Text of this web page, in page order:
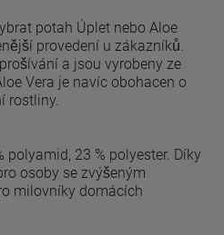
potah Úplet nebo Aloe
provedení u zákazníků.
a jsou vyrobeny ze
Vera je navíc obohacen o
rostliny.
polyamid, 23 % polyester. Díky
osoby se zvýšeným
milovníky domácích